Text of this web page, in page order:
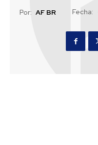
Por: AF BR Fecha: